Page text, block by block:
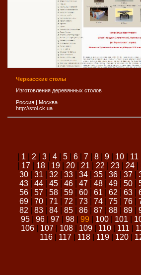
Черкасские столы
Изготовления деревянных столов
Россия | Москва
http://stol.ck.ua
1 2 3| 4| 5| 6| 7| 8| 9| 10| 11
17| 18| 19| 20| 21 22 23| 24|
30| 31 32 33| 34| 35| 36| 37|
43| 44| 45| 46| 47| 48| 49| 50|
56| 57| 58| 59| 60| 61 62 63|
69| 70| 71 72 73| 74| 75| 76|
82
83| 84| 85| 86| 87| 88| 89|
95| 96| 97| 98| 99 100| 101
106
107 108 109 110 111
116| 117| 118| 119| 120|